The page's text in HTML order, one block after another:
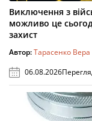
Виключення з
можливо це
захист
Автор:Тарасенко
06.08.2026